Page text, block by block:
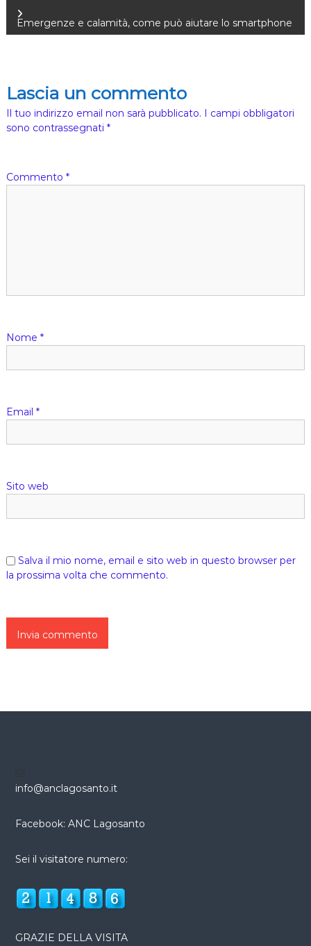
g
z
e
a
i
c
o
l
Emergenze e calamità, come può aiutare lo smartphone
Lascia un commento
Il tuo indirizzo email non sarà pubblicato. I campi obbligatori
sono contrassegnati *
Commento *
Nome *
Email *
Sito web
Salva il mio nome, email e sito web in questo browser per
la prossima volta che commento.
info@anclagosanto.it
Facebook: ANC Lagosanto
Sei il visitatore numero:
GRAZIE DELLA VISITA